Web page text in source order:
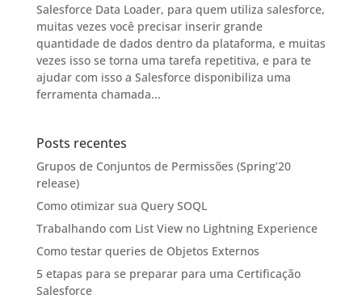
Salesforce Data Loader, para quem utiliza salesforce,
muitas vezes você precisar inserir grande
quantidade de dados dentro da plataforma, e muitas
vezes isso se torna uma tarefa repetitiva, e para te
ajudar com isso a Salesforce disponibiliza uma
ferramenta chamada...
Posts recentes
Grupos de Conjuntos de Permissões (Spring’20
release)
Como otimizar sua Query SOQL
Trabalhando com List View no Lightning Experience
Como testar queries de Objetos Externos
5 etapas para se preparar para uma Certificação
Salesforce